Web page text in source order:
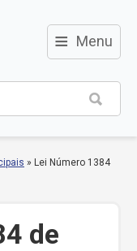
≡ Menu
» Lei Número 1384
de